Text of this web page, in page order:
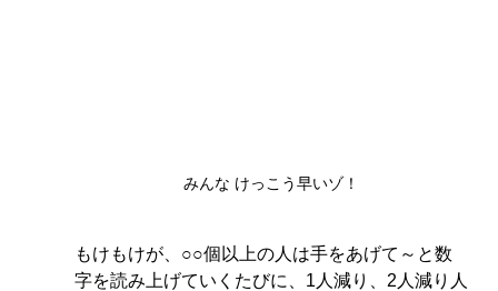
みんな けっこう早いゾ！
もけもけが、○○個以上の人は手をあげて～と数
字を読み上げていくたびに、1人減り、2人減り人